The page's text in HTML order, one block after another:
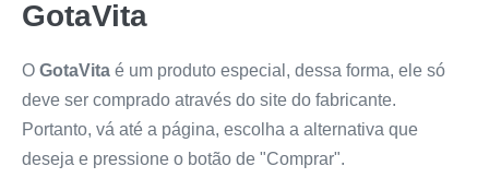
GotaVita
O GotaVita é um produto especial, dessa forma, ele só
deve ser comprado através do site do fabricante.
Portanto, vá até a página, escolha a alternativa que
deseja e pressione o botão de "Comprar".